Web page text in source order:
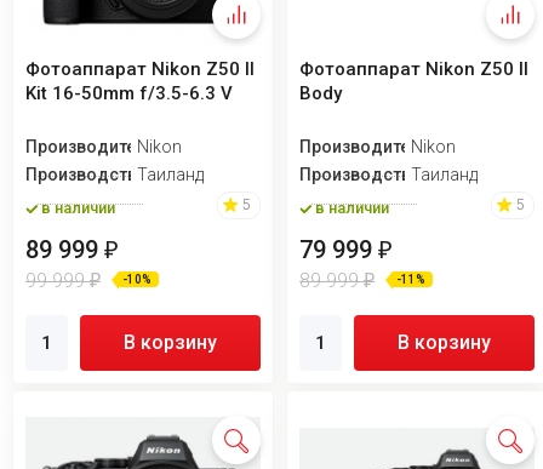
Фотоаппарат Nikon Z50 II
Kit 16-50mm f/3.5-6.3 V
ПроизводительNikon
ПроизводствоТаиланд
в наличии 5
89 999 ₽
99 999₽ -10%
В корзину
Фотоаппарат Nikon Z50 II
Body
ПроизводительNikon
ПроизводствоТаиланд
в наличии 5
79 999₽
89 999₽ -11%
В корзину